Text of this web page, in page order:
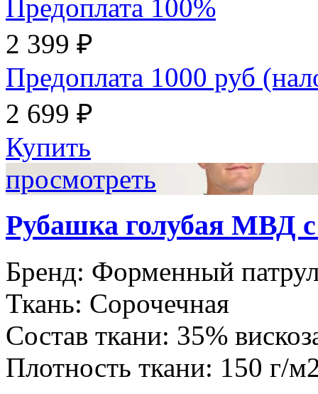
Предоплата 100%
2 399 ₽
Предоплата 1000 руб
2 699 ₽
Купить
просмотреть
Рубашка голубая МВД
Бренд: Форменный
Ткань: Сорочечная
Состав ткани: 35%
Плотность ткани: 150 г/